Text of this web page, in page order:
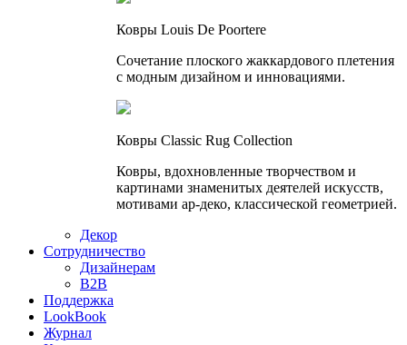
Ковры Louis De Poortere
Сочетание плоского жаккардового плетения
с модным дизайном и инновациями.
Ковры Classic Rug Collection
Ковры, вдохновленные творчеством и
картинами знаменитых деятелей искусств,
мотивами ар-деко, классической геометрией.
Декор
Сотрудничество
Дизайнерам
B2B
Поддержка
LookBook
Журнал